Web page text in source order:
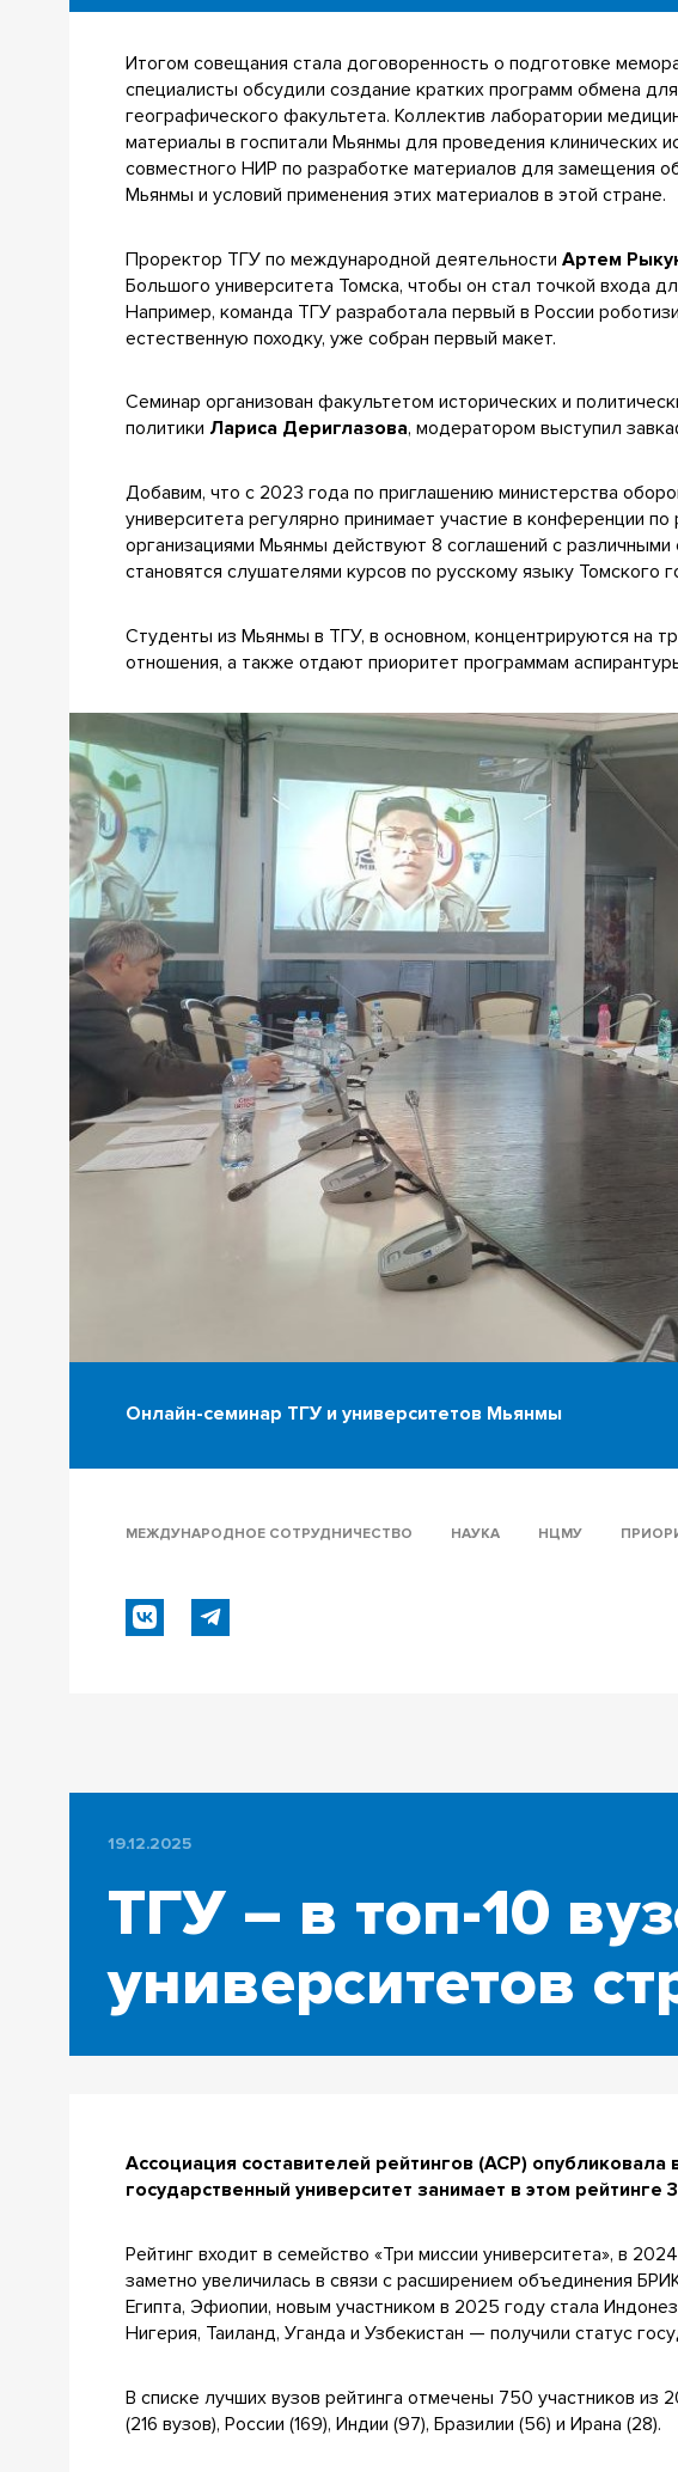
Итогом совещания стала договоренность о подготовке
специалисты обсудили создание кратких программ обмена
географического факультета. Коллектив лаборатории
материалы в госпитали Мьянмы для проведения клинических
совместного НИР по разработке материалов для замещения
Мьянмы и условий применения этих материалов в этой стране.
Проректор ТГУ по международной деятельностиАртем
Большого университета Томска, чтобы он стал точкой входа
Например, команда ТГУ разработала первый в России
естественную походку, уже собран первый макет.
Семинар организован факультетом исторических и
политики Лариса Дериглазова, модератором выступил
Добавим, что с 2023 года по приглашению министерства
университета регулярно принимает участие в конференции
организациями Мьянмы действуют 8 соглашений с
становятся слушателями курсов по русскому языку Томского
Студенты из Мьянмы в ТГУ, в основном, концентрируются на
отношения, а также отдают приоритет программам
Онлайн-семинар ТГУ и университетов Мьянмы
МЕЖДУНАРОДНОЕ СОТРУДНИЧЕСТВО НАУКА НЦМУ
19.12.2025
ТГУ – в топ-10
университетов
Ассоциация составителей рейтингов (АСР) опубликовала
государственный университет занимает в этом рейтинге
Рейтинг входит в семейство «Три миссии университета», в
заметно увеличилась в связи с расширением объединения
Египта, Эфиопии, новым участником в 2025 году стала
Нигерия, Таиланд, Уганда и Узбекистан — получили статус
В списке лучших вузов рейтинга отмечены 750 участников из
(216 вузов), России (169), Индии (97), Бразилии (56) и Ирана (28).